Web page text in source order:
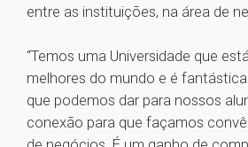
entre as instituições, na área de
“Temos uma Universidade que
melhores do mundo e é
que podemos dar para nossos
conexão para que façamos